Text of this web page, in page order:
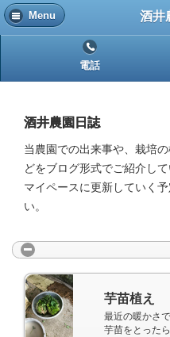
Menu 酒井
電話
酒井農園日誌
当農園での出来事や、栽培
どをブログ形式でご紹介して
マイペースに更新していく
い。
芋苗植え
芋苗をとったら殺菌